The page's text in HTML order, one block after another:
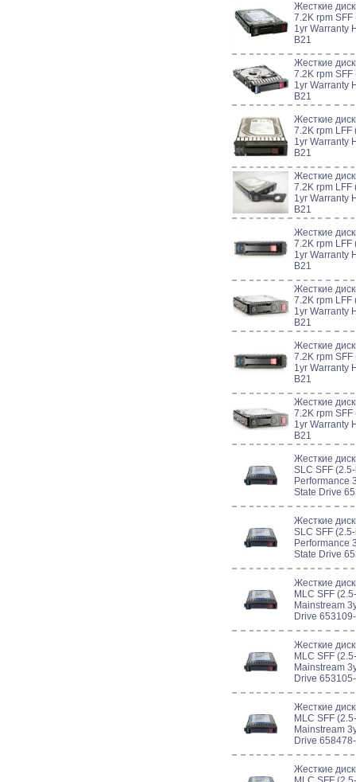
Жесткие
7.2K rpm
1yr Warranty
B21
Жесткие
7.2K rpm
1yr Warranty
B21
Жесткие
7.2K rpm LFF
1yr Warranty
B21
Жесткие
7.2K rpm LFF
1yr Warranty
B21
Жесткие
7.2K rpm LFF
1yr Warranty
B21
Жесткие
7.2K rpm LFF
1yr Warranty
B21
Жесткие
7.2K rpm
1yr Warranty
B21
Жесткие
7.2K rpm
1yr Warranty
B21
Жесткие
SLC SFF
Performance
State Drive
Жесткие
SLC SFF
Performance
State Drive
Жесткие
MLC SFF
Mainstream
Drive
Жесткие
MLC SFF
Mainstream
Drive
Жесткие
MLC SFF
Mainstream
Drive
Жесткие